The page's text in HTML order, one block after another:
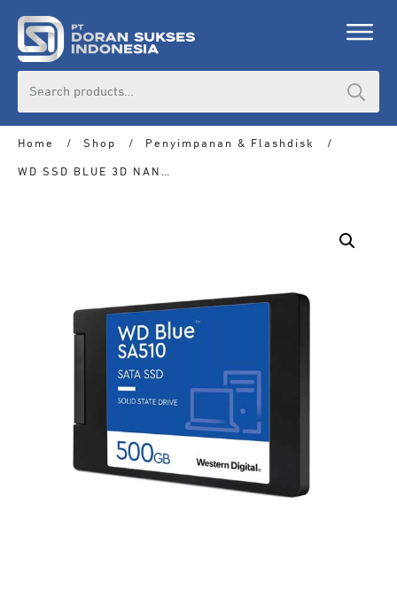
Home / Shop / Penyimpanan & Flashdisk /
WD SSD BLUE 3D NAND 500GB